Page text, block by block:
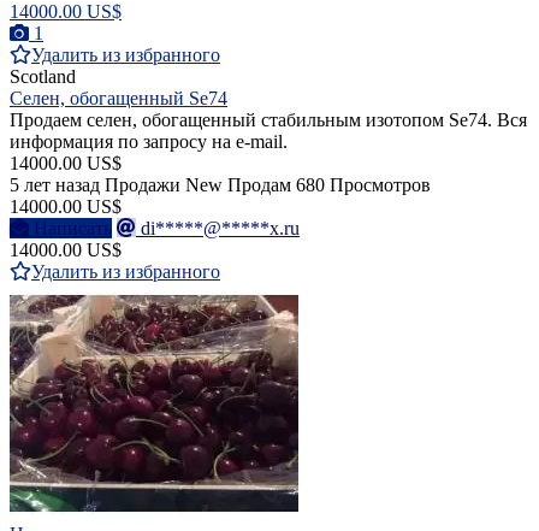
14000.00 US$
1
Удалить из избранного
Scotland
Селен, обогащенный Se74
Продаем селен, обогащенный стабильным изотопом Se74. Вся
информация по запросу на e-mail.
14000.00 US$
5 лет назад Продажи New Продам 680 Просмотров
14000.00 US$
Написать
di*****@*****x.ru
14000.00 US$
Удалить из избранного